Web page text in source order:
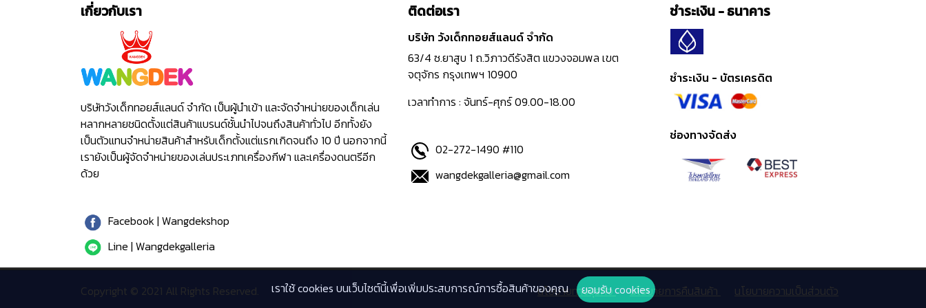
เกี่ยวกับเรา
บริษัทวังเด็กทอยส์แลนด์ จำกัด เป็นผู้นำเข้า และจัดจำหน่ายของเด็กเล่น
หลากหลายชนิดตั้งแต่สินค้าแบรนด์ชั้นนำไปจนถึงสินค้าทั่วไป อีกทั้งยัง
เป็นตัวแทนจำหน่ายสินค้าสำหรับเด็กตั้งแต่แรกเกิดจนถึง 10 ปี นอกจากนี้
เรายังเป็นผู้จัดจำหน่ายของเล่นประเภทเครื่องกีฬา และเครื่องดนตรีอีก
ด้วย
Facebook | Wangdekshop
Line | Wangdekgalleria
ติดต่อเรา
บริษัท วังเด็กทอยส์แลนด์ จำกัด
63/4 ซ.ยาสูบ 1 ถ.วิภาวดีรังสิต แขวงจอมพล เขต
จตุจักร กรุงเทพฯ 10900
เวลาทำการ : จันทร์-ศุกร์ 09.00-18.00
02-272-1490 #110
wangdekgalleria@gmail.com
ชำระเงิน - ธนาคาร
ชำระเงิน - บัตรเครดิต
ช่องทางจัดส่ง
Copyright © 2021 All Rights Reserved. นโยบายทางธุรกิจ นโยบายการคืนสินค้า นโยบายความเป็นส่วนตัว
เราใช้ cookies บนเว็บไซต์นี้เพื่อเพิ่มประสบการณ์การซื้อสินค้าของคุณ ยอมรับ cookies